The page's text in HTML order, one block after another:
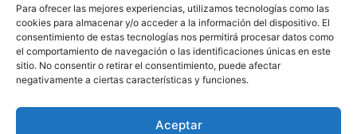
Para ofrecer las mejores experiencias, utilizamos tecnologías como las
cookies para almacenar y/o acceder a la información del dispositivo. El
consentimiento de estas tecnologías nos permitirá procesar datos como
el comportamiento de navegación o las identificaciones únicas en este
sitio. No consentir o retirar el consentimiento, puede afectar
negativamente a ciertas características y funciones.
Aceptar
Sumar vida a los años: decálogo para un
envejecimiento saludable
Determinación de la hora de muerte en